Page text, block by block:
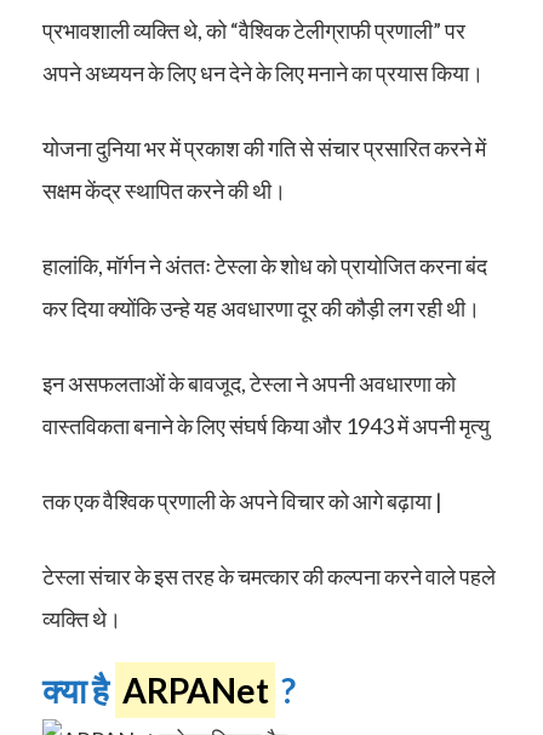
प्रभावशाली व्यक्ति थे, को “वैश्विक टेलीग्राफी प्रणाली” पर
अपने अध्ययन के लिए धन देने के लिए मनाने का प्रयास किया।
योजना दुनिया भर में प्रकाश की गति से संचार प्रसारित करने में
सक्षम केंद्र स्थापित करने की थी।
हालांकि, मॉर्गन ने अंततः टेस्ला के शोध को प्रायोजित करना बंद
कर दिया क्योंकि उन्हे यह अवधारणा दूर की कौड़ी लग रही थी।
इन असफलताओं के बावजूद, टेस्ला ने अपनी अवधारणा को
वास्तविकता बनाने के लिए संघर्ष किया और 1943 में अपनी मृत्यु
तक एक वैश्विक प्रणाली के अपने विचार को आगे बढ़ाया |
टेस्ला संचार के इस तरह के चमत्कार की कल्पना करने वाले पहले
व्यक्ति थे।
क्या है ARPANet ?